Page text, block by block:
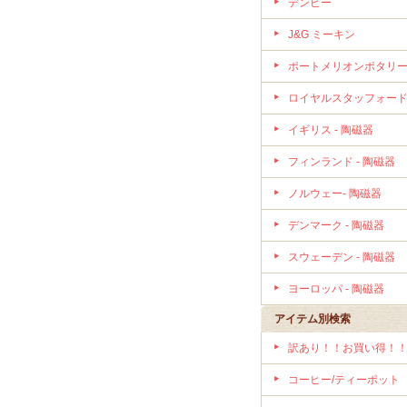
デンビー
J&G ミーキン
ポートメリオンポタリー
ロイヤルスタッフォード
イギリス - 陶磁器
フィンランド - 陶磁器
ノルウェー- 陶磁器
デンマーク - 陶磁器
スウェーデン - 陶磁器
ヨーロッパ - 陶磁器
アイテム別検索
訳あり！！お買い得！！
コーヒー/ティーポット